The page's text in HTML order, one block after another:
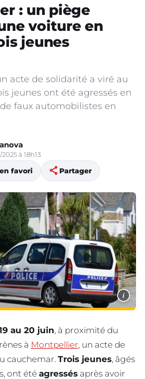
: un piège
voiture en
jeunes
acte de solidarité a viré au
jeunes ont été agressés en
faux automobilistes en
à 18h13
favori share Partager
i
au 20 juin, à proximité du
à Montpellier, un acte de
cauchemar. Trois jeunes, âgés
ont été agressés après avoir